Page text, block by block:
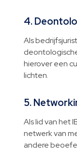
4.
Als
hierover een
lichten.
5.
Als lid van het
netwerk van
andere